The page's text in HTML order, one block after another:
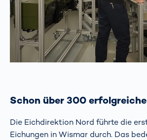
Schon über 300
Die Eichdirektion Nord führte die
Eichungen in Wismar durch. Das